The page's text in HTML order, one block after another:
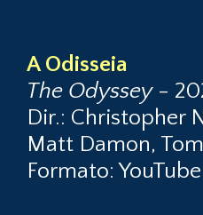
A Odisseia
The Odyssey-
Dir.: Christopher
Matt Damon,
Formato: YouTube